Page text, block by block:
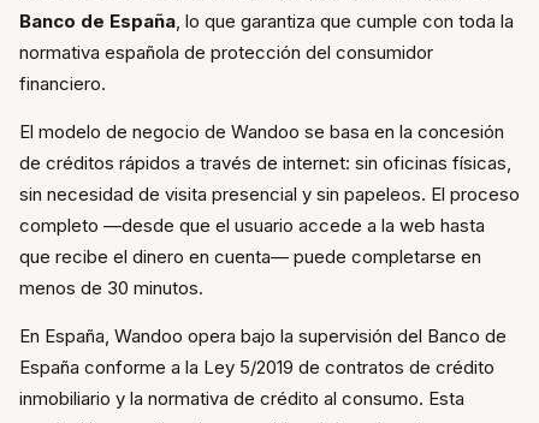
Banco de España, lo que garantiza que cumple con toda la
normativa española de protección del consumidor
financiero.
El modelo de negocio de Wandoo se basa en la concesión
de créditos rápidos a través de internet: sin oficinas físicas,
sin necesidad de visita presencial y sin papeleos. El proceso
completo —desde que el usuario accede a la web hasta
que recibe el dinero en cuenta— puede completarse en
menos de 30 minutos.
En España, Wandoo opera bajo la supervisión del Banco de
España conforme a la Ley 5/2019 de contratos de crédito
inmobiliario y la normativa de crédito al consumo. Esta